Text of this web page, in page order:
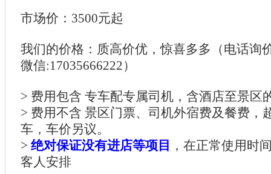
市场价：3500元起
我们的价格：质高价优，惊喜多多（电话询
微信:17035666222）
> 费用包含 专车配专属司机，含酒店至景区
> 费用不含 景区门票、司机外宿费及餐费，
车，车价另议。
> 绝对保证没有进店等项目 ，在正常使用时
客人安排